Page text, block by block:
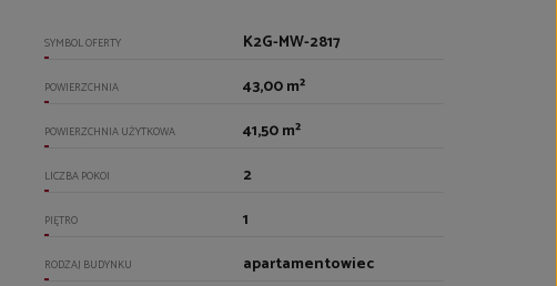
SYMBOL OFERTY K2G-MW-2817
POWIERZCHNIA 43,00 m²
POWIERZCHNIA UŻYTKOWA 41,50 m²
LICZBA POKOI 2
PIĘTRO 1
RODZAJ BUDYNKU apartamentowiec